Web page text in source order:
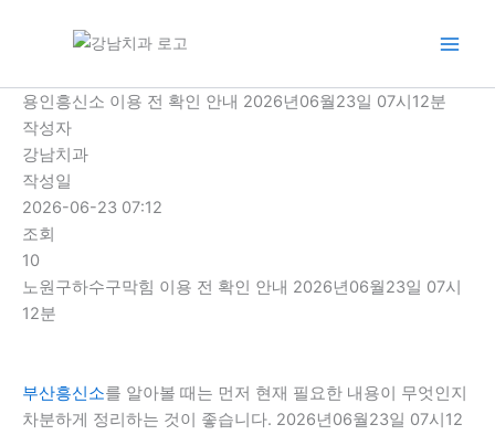
로 용인흥신소 이용 전 확인 안내 2026년06월23일 07시12분
작성자
강남치과
작성일
2026-06-23 07:12
조회
10
노원구하수구막힘 이용 전 확인 안내 2026년06월23일 07시
12분
부산흥신소를 알아볼 때는 먼저 현재 필요한 내용이 무엇인지
차분하게 정리하는 것이 좋습니다. 2026년06월23일 07시12